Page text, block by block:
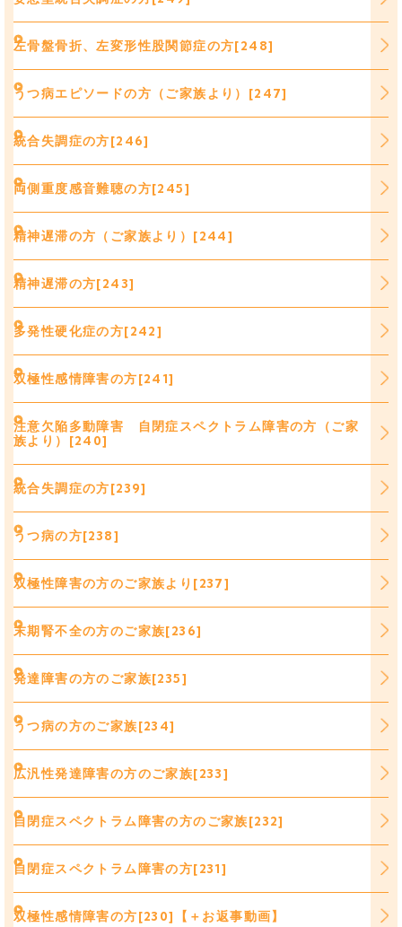
左骨盤骨折、左変形性股関節症の方[248]
うつ病エピソードの方（ご家族より）[247]
統合失調症の方[246]
両側重度感音難聴の方[245]
精神遅滞の方（ご家族より）[244]
精神遅滞の方[243]
多発性硬化症の方[242]
双極性感情障害の方[241]
注意欠陥多動障害 自閉症スペクトラム障害の方（ご家
族より）[240]
統合失調症の方[239]
うつ病の方[238]
双極性障害の方のご家族より[237]
末期腎不全の方のご家族[236]
発達障害の方のご家族[235]
うつ病の方のご家族[234]
広汎性発達障害の方のご家族[233]
自閉症スペクトラム障害の方のご家族[232]
自閉症スペクトラム障害の方[231]
双極性感情障害の方[230]【＋お返事動画】